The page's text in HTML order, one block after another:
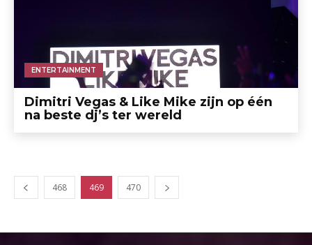
ENTERTAINMENT
Dimitri Vegas & Like Mike zijn op één
na beste dj’s ter wereld
468 469 470